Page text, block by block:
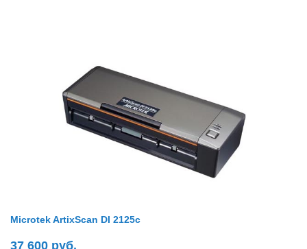
Microtek ArtixScan DI 2125c
37 600 руб.